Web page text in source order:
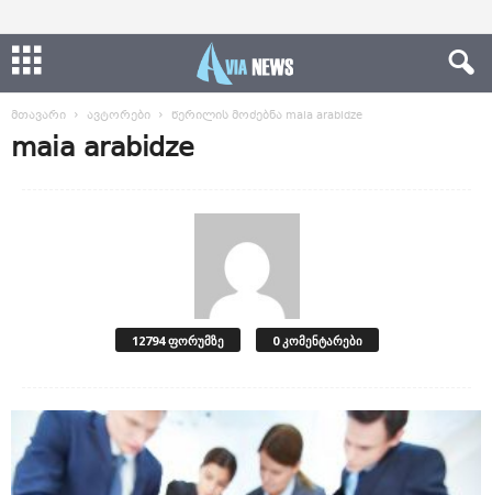
მთავარი ავტორები წერილის მოძებნა maia arabidze
maia arabidze
12794 ფორუმზე 0 კომენტარები